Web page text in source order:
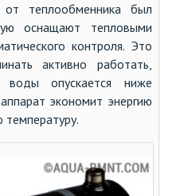
теплообменника был
оснащают тепловыми
контроля. Это
активно работать,
воды опускается ниже
экономит энергию